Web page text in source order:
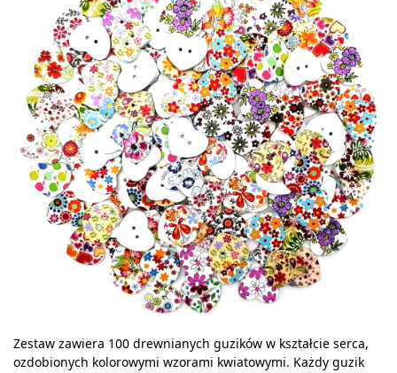
Zestaw zawiera 100 drewnianych guzików w kształcie serca,
ozdobionych kolorowymi wzorami kwiatowymi. Każdy guzik